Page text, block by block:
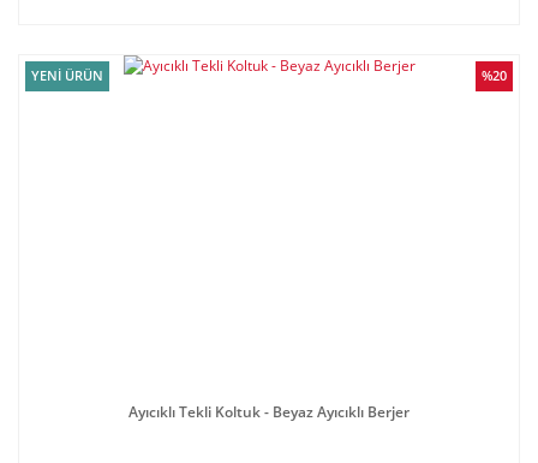
%20
YENİ ÜRÜN
Ayıcıklı Tekli Koltuk - Beyaz Ayıcıklı Berjer